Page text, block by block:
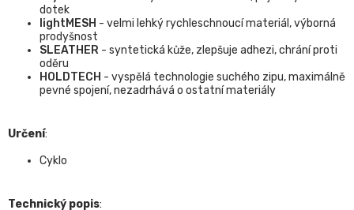
dotek
lightMESH - velmi lehký rychleschnoucí materiál, výborná
prodyšnost
SLEATHER - syntetická kůže, zlepšuje adhezi, chrání proti
oděru
HOLDTECH - vyspělá technologie suchého zipu, maximálně
pevné spojení, nezadrhává o ostatní materiály
Určení:
Cyklo
Technický popis: